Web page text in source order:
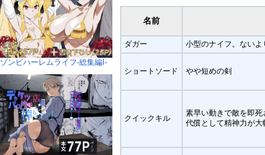
名前
ダガー 小型のナイフ。ない
ショートソード やや短めの剣
クイックキル
素早い動きで敵を即
代償として精神力が大
ゾンビハーレムライフ‐総集編I-